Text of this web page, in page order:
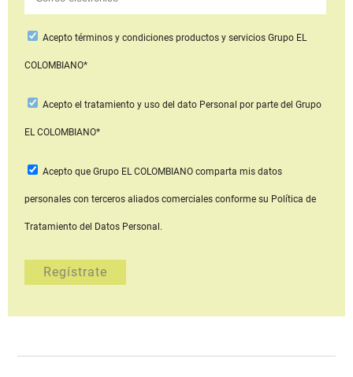
Aceptotérminos y condiciones productos y serviciosGrupo EL
COLOMBIANO*
Acepto el tratamiento y uso del dato Personal por parte del Grupo
EL COLOMBIANO*
Acepto que Grupo EL COLOMBIANOcomparta mis datos
personales con terceros aliados comerciales conforme su Política de
Tratamiento del Datos Personal.